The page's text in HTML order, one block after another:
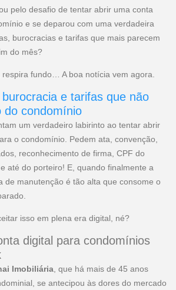
pelo desafio de tentar abrir uma conta
e se deparou com uma verdadeira
burocracias e tarifas que mais parecem
do mês?
fundo… A boa notícia vem agora.
e tarifas que não
do condomínio
um verdadeiro labirinto ao tentar abrir
o condomínio. Pedem ata, convenção,
reconhecimento de firma, CPF do
até do porteiro! E, quando finalmente a
de manutenção é tão alta que consome o
isso em plena era digital, né?
digital para condomínios
Imobiliária , que há mais de 45 anos
se antecipou às dores do mercado